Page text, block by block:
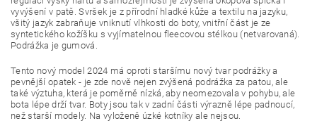
vyvýšení v patě. Svršek je z přírodní hladké kůže a textilu na jazyku,
všitý jazyk zabraňuje vniknutí vlhkosti do boty, vnitřní část je ze
syntetického kožíšku s vyjímatelnou fleecovou stélkou (netvarovaná).
Podrážka je gumová.
Tento nový model 2024 má oproti staršímu nový tvar podrážky a
pevnější opatek - je zde nově nejen zvýšená podrážka za patou, ale
také výztuha, která je poměrně nízká, aby neomezovala v pohybu, ale
bota lépe drží tvar. Boty jsou tak v zadní části výrazně lépe padnoucí,
než starší modely. Na vyloženě úzké kotníky ale nejsou.